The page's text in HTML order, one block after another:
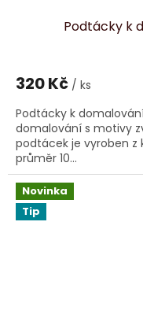
Podtácky k
320 Kč / ks
Podtácky k
domalování s motivy
podtácek je vyroben z
průměr 10...
Novinka
Tip